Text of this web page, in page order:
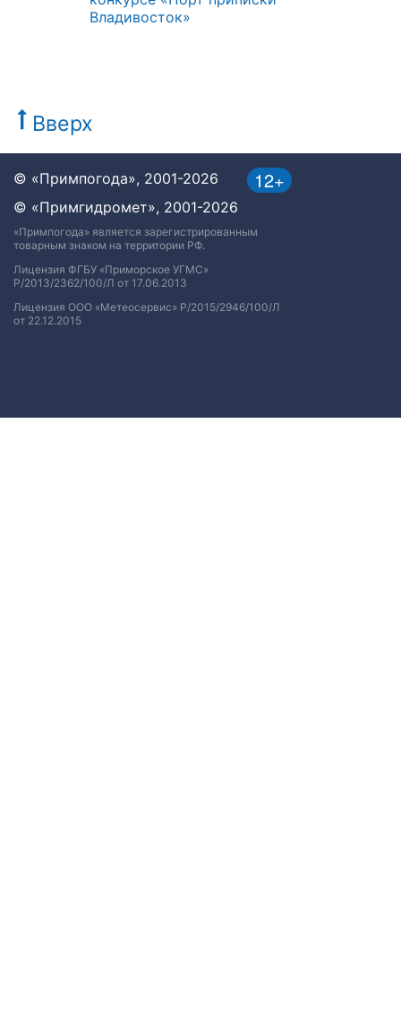
Владивосток»
Вверх
12+
© «Примпогода», 2001-2026
© «Примгидромет», 2001-2026
«Примпогода» является зарегистрированным
товарным знаком на территории РФ.
Лицензия ФГБУ «Приморское УГМС»
Р/2013/2362/100/Л от 17.06.2013
Лицензия ООО «Метеосервис» Р/2015/2946/100/Л
от 22.12.2015